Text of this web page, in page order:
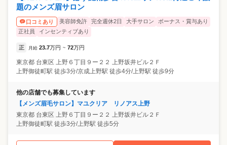
題のメンズ眉サロン
口コミあり 美容師免許 完全週休2日 大手サロン
ボーナス・賞与あり
正社員
インセンティブあり
正 月給 23.7万円 ~ 72万円
東京都 台東区
上野６丁目９ー２２ 上野坂井ビル２Ｆ
上野御徒町駅 徒歩3分/京成上野駅 徒歩4分/上野駅 徒歩9分
他の店舗でも募集しています
【メンズ眉毛サロン】マユクリア リノアス上野
東京都 台東区
上野６丁目９ー２２ 上野坂井ビル２Ｆ
上野御徒町駅 徒歩3分/上野駅 徒歩5分